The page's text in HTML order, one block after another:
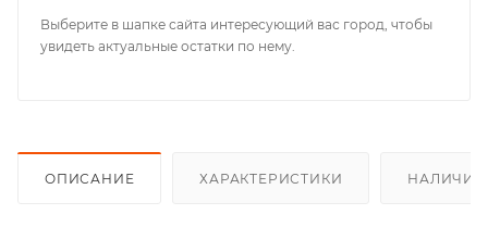
Выберите в шапке сайта интересующий вас город, чтобы
увидеть актуальные остатки по нему.
ОПИСАНИЕ ХАРАКТЕРИСТИКИ НАЛИЧИЕ